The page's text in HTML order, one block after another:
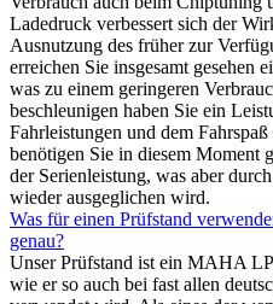
Ladedruck verbessert sich der
Ausnutzung des früher zur
erreichen Sie insgesamt gesehen
was zu einem geringeren
beschleunigen haben Sie ein
Fahrleistungen und dem
benötigen Sie in diesem Moment
der Serienleistung, was aber
wieder ausgeglichen wird.
Was für einen Prüfstand
genau?
Unser Prüfstand ist ein MAHA
wie er so auch bei fast allen